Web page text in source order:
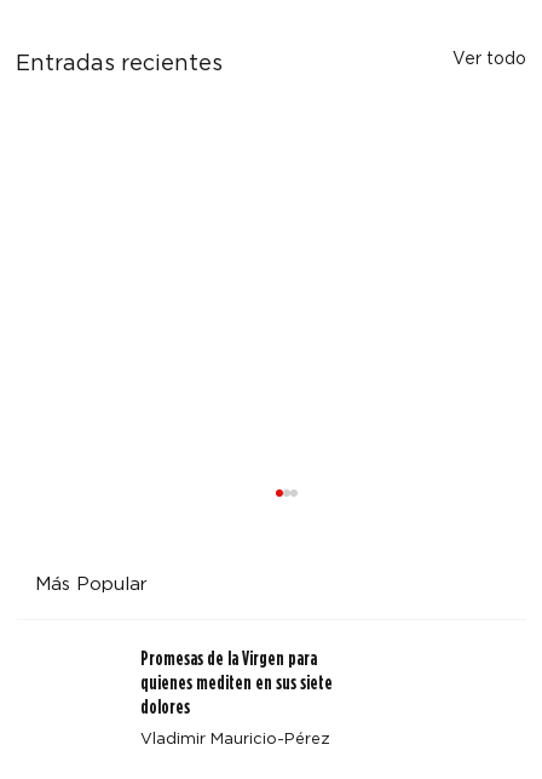
Entradas recientes Ver todo
Más Popular
Promesas de la Virgen para
quienes mediten en sus siete
dolores
Vladimir Mauricio-Pérez